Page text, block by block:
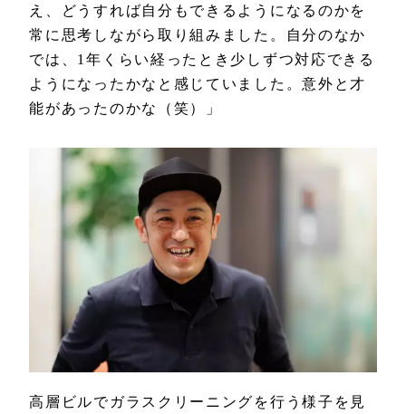
え、どうすれば自分もできるようになるのかを
常に思考しながら取り組みました。自分のなか
では、1年くらい経ったとき少しずつ対応できる
ようになったかなと感じていました。意外と才
能があったのかな（笑）」
高層ビルでガラスクリーニングを行う様子を見